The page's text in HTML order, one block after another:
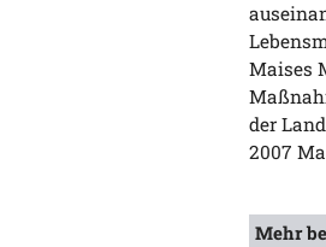
Maises
der
2007
Mehr